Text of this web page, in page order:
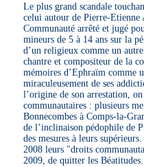
Le plus grand scandale
celui autour de Pierre-
Communauté arrêté et jugé
mineurs de 5 à 14 ans sur la
d’un religieux comme un
chantre et compositeur de la
mémoires d’Ephraïm comme
miraculeusement de ses
l’origine de son arrestation,
communautaires : plusieurs
Bonnecombes à Comps-la-
de l’inclinaison pédophile de
des mesures à leurs
2008 leurs "droits
2009, de quitter les Béatitudes.